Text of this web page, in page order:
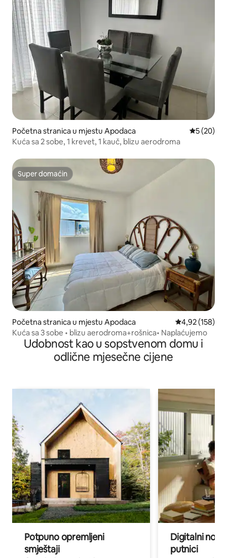
Početna stranica u mjestu Apodaca prosječna
5 (20)
Kuća sa 2 sobe, 1 krevet, 1 kauč, blizu aerodroma
Super domaćin
Super domaćin
Početna stranica u mjestu Apodaca prosječna
4,92 (158)
Kuća sa 3 sobe • blizu aerodroma+rošnica• Naplaćujemo
Udobnost kao u sopstvenom domu i
odlične mjesečne cijene
Potpuno opremljeni
smještaji
Digitalni
putnici